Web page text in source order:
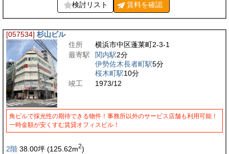
検討リスト 賃料を確認
[057534] 杉山ビル
住所
横浜市中区蓬莱町2-3-1
最寄駅
関内駅2分
伊勢佐木長者町駅5分
桜木町駅10分
竣工
1973/12
角ビルで採光性の期待できる物件！事務所以外のサービス店舗も利用可能！
一時金額が安くすむ賃貸オフィスビル！
2階 38.00坪 (125.62m2)